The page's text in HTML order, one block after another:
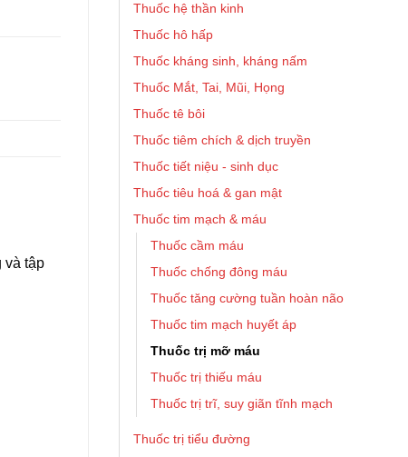
Thuốc hệ thần kinh
Thuốc hô hấp
Thuốc kháng sinh, kháng nấm
Thuốc Mắt, Tai, Mũi, Họng
Thuốc tê bôi
Thuốc tiêm chích & dịch truyền
Thuốc tiết niệu - sinh dục
Thuốc tiêu hoá & gan mật
Thuốc tim mạch & máu
Thuốc cầm máu
Thuốc chống đông máu
Thuốc tăng cường tuần hoàn não
Thuốc tim mạch huyết áp
Thuốc trị mỡ máu
Thuốc trị thiếu máu
Thuốc trị trĩ, suy giãn tĩnh mạch
Thuốc trị tiểu đường
và tập